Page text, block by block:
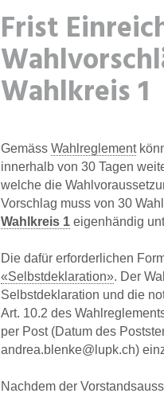
Frist
Wahlkreis 1
Gemäss Wahlreglement
innerhalb von 30 Tagen
welche die
Vorschlag muss von 30
Wahlkreis 1 eigenhändig
Die dafür erforderlichen
«Selbstdeklaration». Der
Selbstdeklaration und die
Art. 10.2 des
per Post (Datum des
andrea.blenke@lupk.ch)
Nachdem der